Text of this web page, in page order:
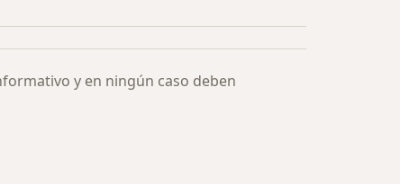
y en ningún caso deben